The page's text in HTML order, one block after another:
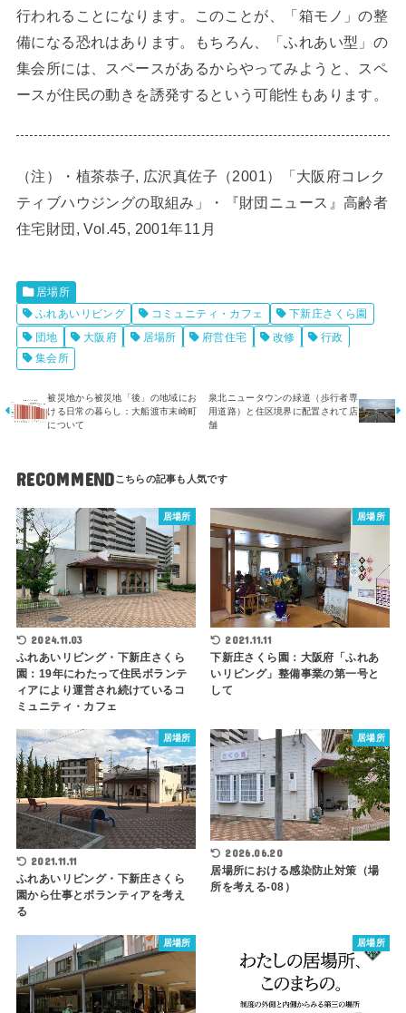
行われることになります。このことが、「箱モノ」の整
備になる恐れはあります。もちろん、「ふれあい型」の
集会所には、スペースがあるからやってみようと、スペ
ースが住民の動きを誘発するという可能性もあります。
（注）・植茶恭子, 広沢真佐子（2001）「大阪府コレク
ティブハウジングの取組み」・『財団ニュース』高齢者
住宅財団, Vol.45, 2001年11月
居場所
ふれあいリビング
コミュニティ・カフェ
下新庄さくら園
団地
大阪府 居場所 府営住宅 改修
行政
集会所
被災地から被災地「後」の地域にお
ける日常の暮らし：大船渡市末崎町
について
泉北ニュータウンの緑道（歩行者専
用道路）と住区境界に配置されて店
舗
RECOMMEND
居場所
2024.11.03
ふれあいリビング・下新庄さくら
園：19年にわたって住民ボランテ
ィアにより運営され続けているコ
ミュニティ・カフェ
居場所
2021.11.11
下新庄さくら園：大阪府「ふれあ
いリビング」整備事業の第一号と
して
居場所
2021.11.11
ふれあいリビング・下新庄さくら
園から仕事とボランティアを考え
る
居場所
2026.06.20
居場所における感染防止対策（場
所を考える-08）
居場所 居場所